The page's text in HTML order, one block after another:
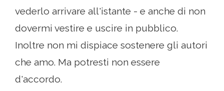
vederlo arrivare all'istante - e anche di non
dovermi vestire e uscire in pubblico.
Inoltre non mi dispiace sostenere gli autori
che amo. Ma potresti non essere
d'accordo.